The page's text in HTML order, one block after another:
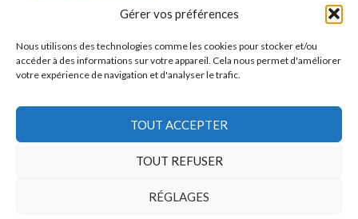
Gérer vos préférences
Nous utilisons des technologies comme les cookies pour stocker et/ou
accéder à des informations sur votre appareil. Cela nous permet d'améliorer
votre expérience de navigation et d'analyser le trafic.
TOUT ACCEPTER
TOUT REFUSER
RÉGLAGES
PRODUIT
Mentions • Confidentialité